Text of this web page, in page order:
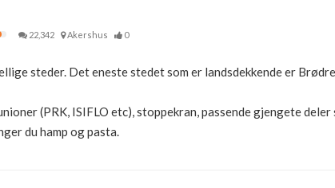
22,342 Akershus 0
steder. Det eneste stedet som er landsdekkende er
(PRK, ISIFLO etc), stoppekran, passende gjengete deler
du hamp og pasta.